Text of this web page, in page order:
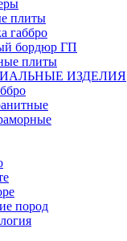
плиты
габбро
бордюр ГП
плиты
ИЗДЕЛИЯ
пород